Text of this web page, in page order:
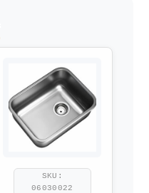
SKU:
06030022